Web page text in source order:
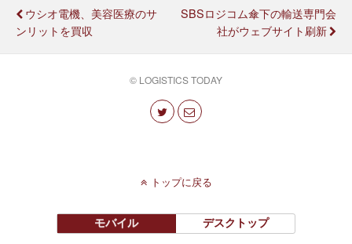
ウシオ電機、美容医療のサ
ンリットを買収
SBSロジコム傘下の輸送専門会
社がウェブサイト刷新
© LOGISTICS TODAY
トップに戻る
モバイル デスクトップ